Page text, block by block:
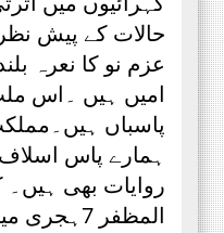
حالات کے پیش
عزم نو کا نعرہ
امیں ہیں ۔اس
پاسباں
ہمارے پاس
روایات بھی
المظفر